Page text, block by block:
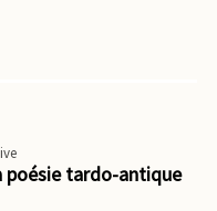
poésie tardo-antique